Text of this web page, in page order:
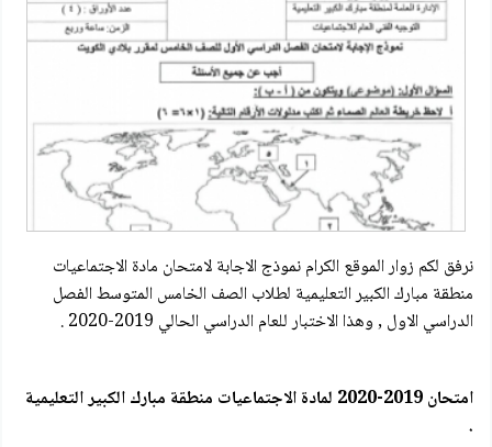
نرفق لكم زوار الموقع الكرام نموذج الاجابة لامتحان مادة الاجتماعيات
منطقة مبارك الكبير التعليمية لطلاب الصف الخامس المتوسط الفصل
الدراسي الاول , وهذا الاختبار للعام الدراسي الحالي 2019-2020 .
امتحان 2019-2020 لمادة الاجتماعيات منطقة مبارك الكبير التعليمية
.